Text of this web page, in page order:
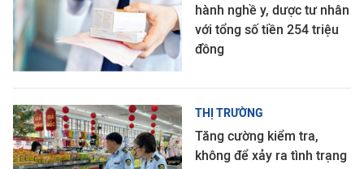
hành nghề y, dược tư nhân
với tổng số tiền 254 triệu
đồng
THỊ TRƯỜNG
Tăng cường kiểm tra,
không để xảy ra tình trạng